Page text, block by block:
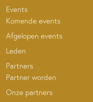
Events
Komende events
Afgelopen events
Leden
Partners
Partner worden
Onze partners